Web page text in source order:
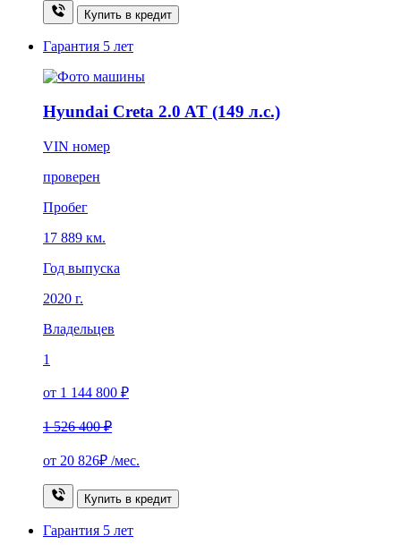
Купить в кредит
Гарантия 5 лет
Hyundai Creta 2.0 AT (149 л.с.)
VIN номер
проверен
Пробег
17 889 км.
Год выпуска
2020 г.
Владельцев
1
от 1 144 800 ₽
1 526 400 ₽
от 20 826₽ /мес.
Купить в кредит
Гарантия 5 лет